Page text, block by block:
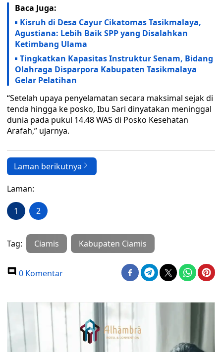
Baca Juga:
Kisruh di Desa Cayur Cikatomas Tasikmalaya,
Agustiana: Lebih Baik SPP yang Disalahkan
Ketimbang Ulama
Tingkatkan Kapasitas Instruktur Senam, Bidang
Olahraga Disparpora Kabupaten Tasikmalaya
Gelar Pelatihan
“Setelah upaya penyelamatan secara maksimal sejak di
tenda hingga ke posko, Ibu Sari dinyatakan meninggal
dunia pada pukul 14.48 WAS di Posko Kesehatan
Arafah,” ujarnya.
Laman berikutnya
Laman:
1 2
Tag: Ciamis Kabupaten Ciamis
0 Komentar